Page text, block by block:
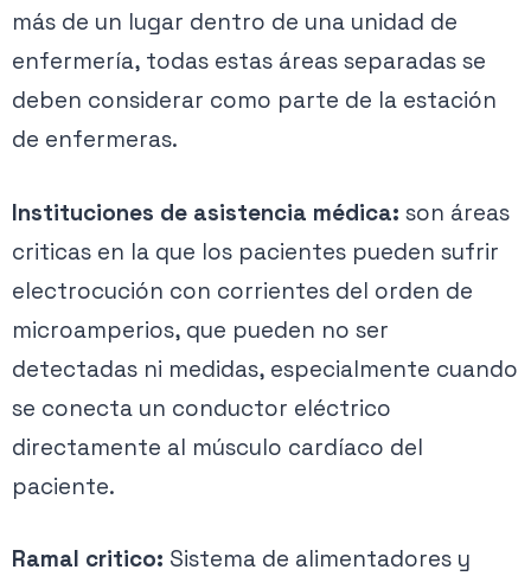
más de un lugar dentro de una unidad de
enfermería, todas estas áreas separadas se
deben considerar como parte de la estación
de enfermeras.
Instituciones de asistencia médica: son áreas
criticas en la que los pacientes pueden sufrir
electrocución con corrientes del orden de
microamperios, que pueden no ser
detectadas ni medidas, especialmente cuando
se conecta un conductor eléctrico
directamente al músculo cardíaco del
paciente.
Ramal critico: Sistema de alimentadores y